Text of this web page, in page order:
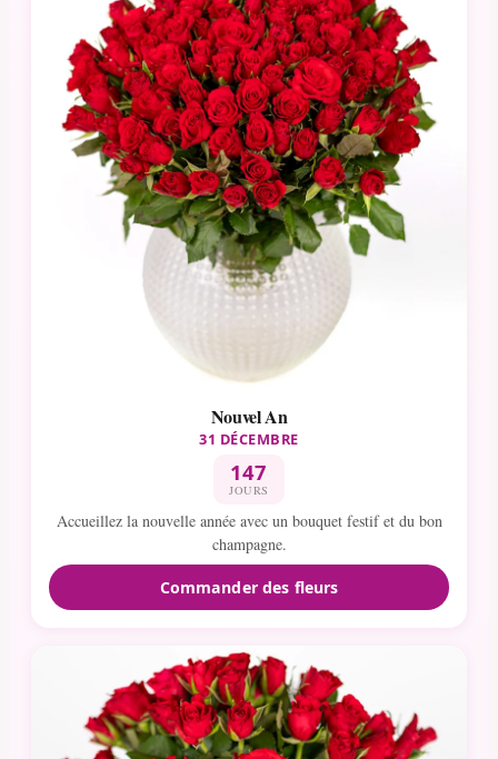
Nouvel An
31 DÉCEMBRE
147
JOURS
Accueillez la nouvelle année avec un bouquet festif et du bon
champagne.
Commander des fleurs